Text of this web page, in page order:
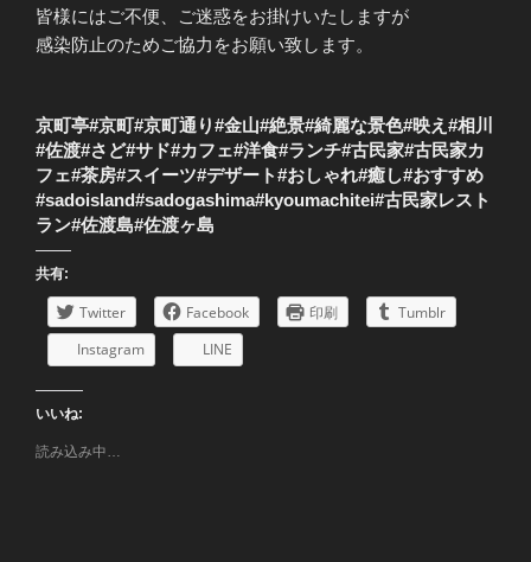
皆様にはご不便、ご迷惑をお掛けいたしますが
感染防止のためご協力をお願い致します。
京町亭#京町#京町通り#金山#絶景#綺麗な景色#映え#相川
#佐渡#さど#サド#カフェ#洋食#ランチ#古民家#古民家カ
フェ#茶房#スイーツ#デザート#おしゃれ#癒し#おすすめ
#sadoisland#sadogashima#kyoumachitei#古民家レスト
ラン#佐渡島#佐渡ヶ島
共有:
Twitter Facebook 印刷
Tumblr
Instagram
LINE
いいね:
読み込み中…